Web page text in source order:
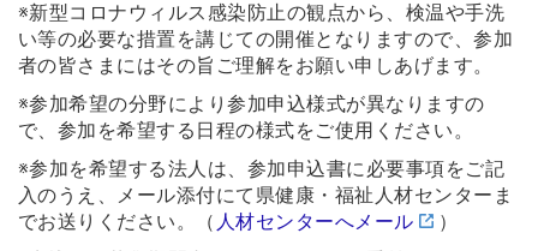
※新型コロナウィルス感染防止の観点から、検温や手洗
い等の必要な措置を講じての開催となりますので、参加
者の皆さまにはその旨ご理解をお願い申しあげます。
※参加希望の分野により参加申込様式が異なりますの
で、参加を希望する日程の様式をご使用ください。
※参加を希望する法人は、参加申込書に必要事項をご記
入のうえ、メール添付にて県健康・福祉人材センターま
でお送りください。（ 人材センターへメール
）